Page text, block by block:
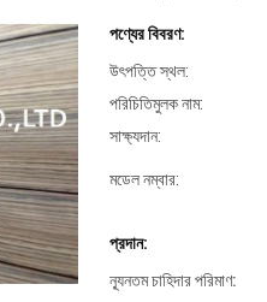
পণ্যের বিবরণ:
উৎপত্তি স্থল:
পরিচিতিমুলক নাম:
সাক্ষ্যদান:
মডেল নম্বার:
প্রদান:
ন্যূনতম চাহিদার পরিমাণ: